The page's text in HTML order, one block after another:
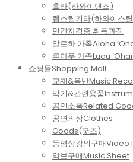
훌라(하와이댄스)
랩스틸기타(하와이스
민간자격증 취득과정
알로하 가족Aloha
루아우 가족Luau
쇼핑몰Shopping Mall
교재&음반Music
악기&관련용품
공연소품Related
공연의상Clothes
Goods(굿즈)
동영상강의구매Video
악보구매Music Sheet